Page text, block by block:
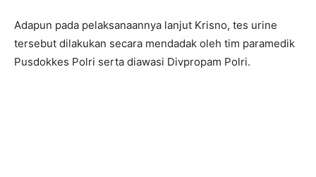
Adapun pada pelaksanaannya lanjut Krisno, tes urine
tersebut dilakukan secara mendadak oleh tim paramedik
Pusdokkes Polri serta diawasi Divpropam Polri.